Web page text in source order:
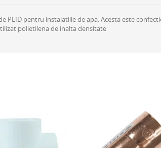
pentru instalatiile de apa. Acesta este
polietilena de inalta densitate